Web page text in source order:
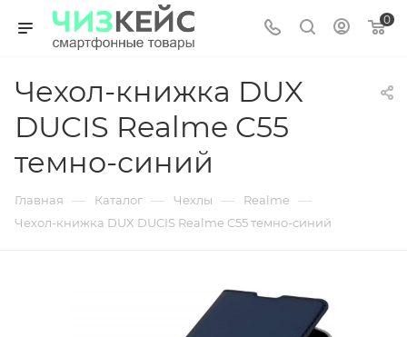
0
Чехол-книжка DUX
DUCIS Realme C55
темно-синий
Главная — Каталог — Чехлы — Realme —
Чехол-книжка DUX DUCIS Realme C55 темно-синий